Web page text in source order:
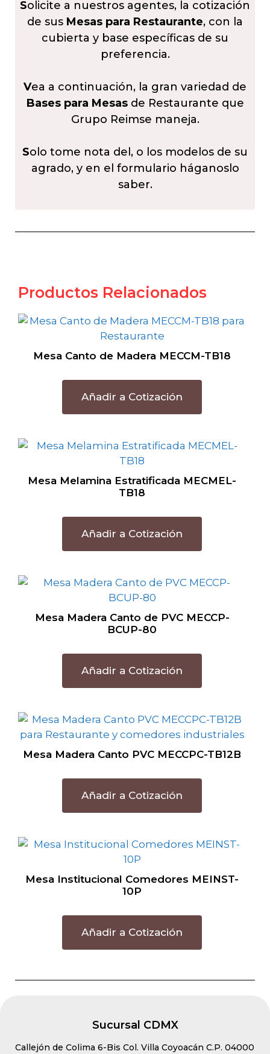
Solicite a nuestros agentes, la cotización
de sus Mesas para Restaurante, con la
cubierta y base específicas de su
preferencia.
Vea a continuación, la gran variedad de
Bases para Mesasde Restaurante que
Grupo Reimse maneja.
Solo tome nota del, o los modelos de su
agrado, y en el formulario háganoslo
saber.
Productos Relacionados
Mesa Canto de Madera MECCM-TB18
Añadir a Cotización
Mesa Melamina Estratificada MECMEL-
TB18
Añadir a Cotización
Mesa Madera Canto de PVC MECCP-
BCUP-80
Añadir a Cotización
Mesa Madera Canto PVC MECCPC-TB12B
Añadir a Cotización
Mesa Institucional Comedores MEINST-
10P
Añadir a Cotización
Sucursal CDMX
Callejón de Colima 6-Bis Col. Villa Coyoacán C.P. 04000